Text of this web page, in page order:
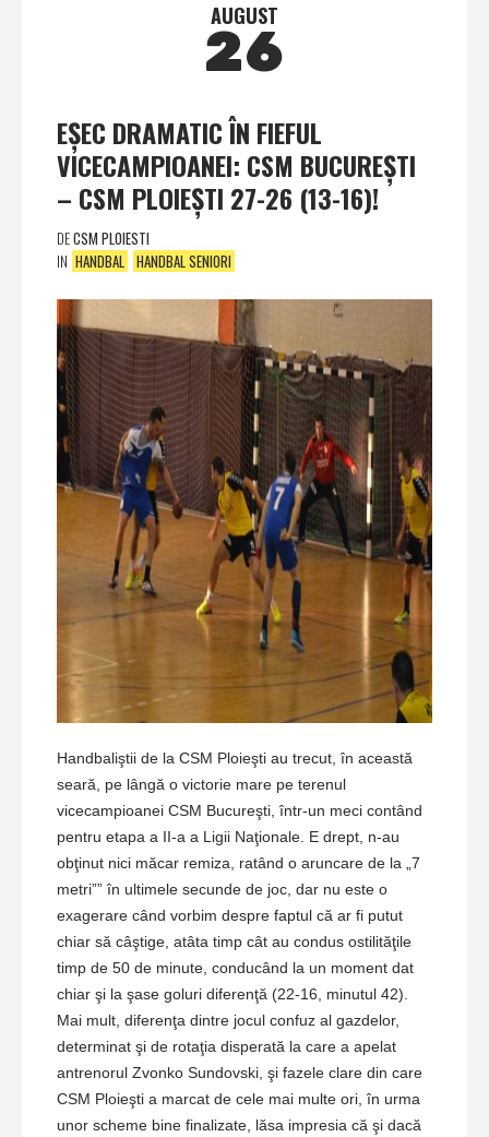
AUGUST
26
EŞEC DRAMATIC ÎN FIEFUL
VICECAMPIOANEI: CSM BUCUREŞTI
– CSM PLOIEŞTI 27-26 (13-16)!
DECSM PLOIESTI
IN HANDBAL HANDBAL SENIORI
Handbaliştii de la CSM Ploieşti au trecut, în această
seară, pe lângă o victorie mare pe terenul
vicecampioanei CSM Bucureşti, într-un meci contând
pentru etapa a II-a a Ligii Naţionale. E drept, n-au
obţinut nici măcar remiza, ratând o aruncare de la „7
metri”” în ultimele secunde de joc, dar nu este o
exagerare când vorbim despre faptul că ar fi putut
chiar să câştige, atâta timp cât au condus ostilităţile
timp de 50 de minute, conducând la un moment dat
chiar şi la şase goluri diferenţă (22-16, minutul 42).
Mai mult, diferenţa dintre jocul confuz al gazdelor,
determinat şi de rotaţia disperată la care a apelat
antrenorul Zvonko Sundovski, şi fazele clare din care
CSM Ploieşti a marcat de cele mai multe ori, în urma
unor scheme bine finalizate, lăsa impresia că şi dacă